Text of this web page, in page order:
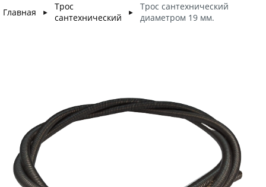
Главная ►
Трос
сантехнический
►
Трос сантехнический
диаметром 19 мм.